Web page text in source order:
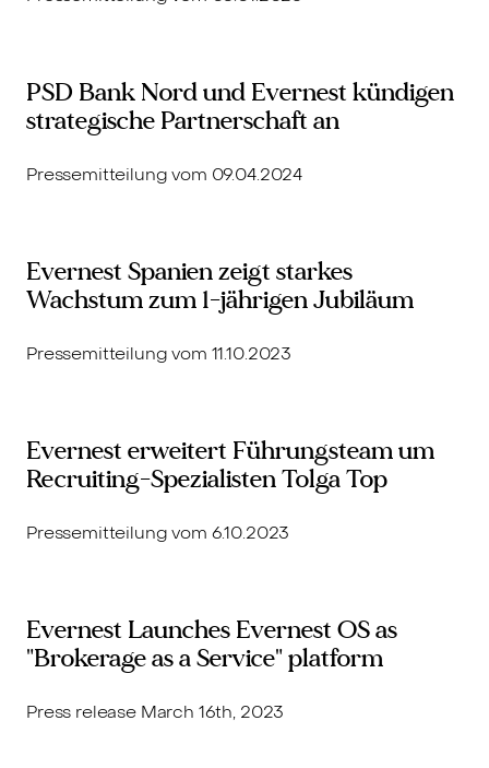
PSD Bank Nord und Evernest kündigen
strategische Partnerschaft an
Pressemitteilung vom 09.04.2024
Evernest Spanien zeigt starkes
Wachstum zum 1-jährigen Jubiläum
Pressemitteilung vom 11.10.2023
Evernest erweitert Führungsteam um
Recruiting-Spezialisten Tolga Top
Pressemitteilung vom 6.10.2023
Evernest Launches Evernest OS as
"Brokerage as a Service" platform
Press release March 16th, 2023